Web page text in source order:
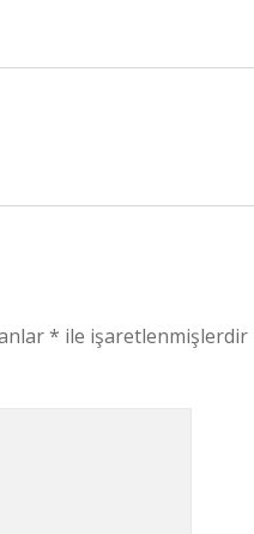
* ile işaretlenmişlerdir